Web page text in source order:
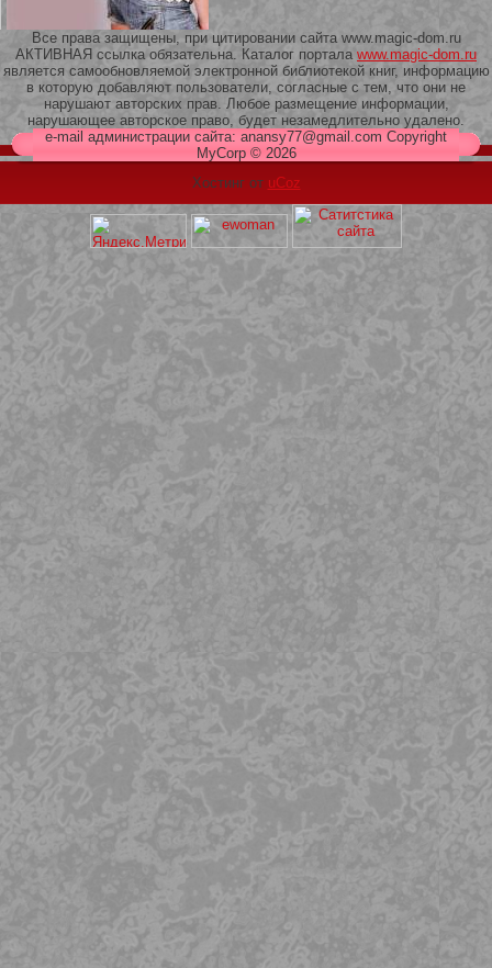
209 Белая кофта из ленточного
кружева
Все права защищены, при цитировании сайта www.magic-dom.ru
АКТИВНАЯ ссылка обязательна. Каталог портала www.magic-dom.ru
является самообновляемой электронной библиотекой книг, информацию
в которую добавляют пользователи, согласные с тем, что они не
нарушают авторских прав. Любое размещение информации,
нарушающее авторское право, будет незамедлительно удалено.
e-mail администрации сайта: anansy77@gmail.com Copyright
MyCorp © 2026
Хостинг от uCoz